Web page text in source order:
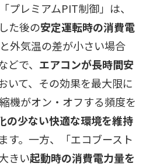
プレミアムPIT制御」は、
た後の安定運転時の消費電
外気温の差が小さい場合
で、 エアコンが長時間安
いて、その効果を最大限に
機がオン・オフする頻度を
の少ない快適な環境を維持
す。一方、「エコブースト
きい起動時の消費電力量を